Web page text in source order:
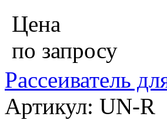
Цена
по запросу
Рассеиватель
Артикул: UN-R